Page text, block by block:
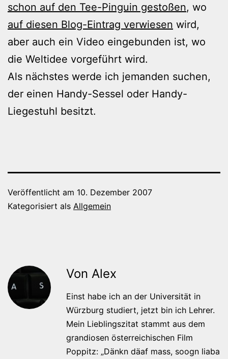
schon auf den Tee-Pinguin gestoßen, wo
auf diesen Blog-Eintrag verwiesen wird,
aber auch ein Video eingebunden ist, wo
die Weltidee vorgeführt wird.
Als nächstes werde ich jemanden suchen,
der einen Handy-Sessel oder Handy-
Liegestuhl besitzt.
Veröffentlicht am 10. Dezember 2007
Kategorisiert als Allgemein
Von Alex
Einst habe ich an der Universität in
Würzburg studiert, jetzt bin ich Lehrer.
Mein Lieblingszitat stammt aus dem
grandiosen österreichischen Film
Poppitz: „Dänkn däaf mass, soogn liaba